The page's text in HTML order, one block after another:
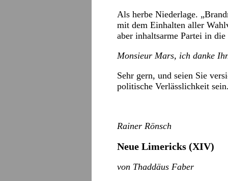
Als herbe Niederlage.
mit dem Einhalten aller
aber inhaltsarme Partei in
Monsieur Mars, ich danke
Sehr gern, und seien Sie
politische Verlässlichkeit
Rainer Rönsch
Neue Limericks (XIV)
von Thaddäus Faber